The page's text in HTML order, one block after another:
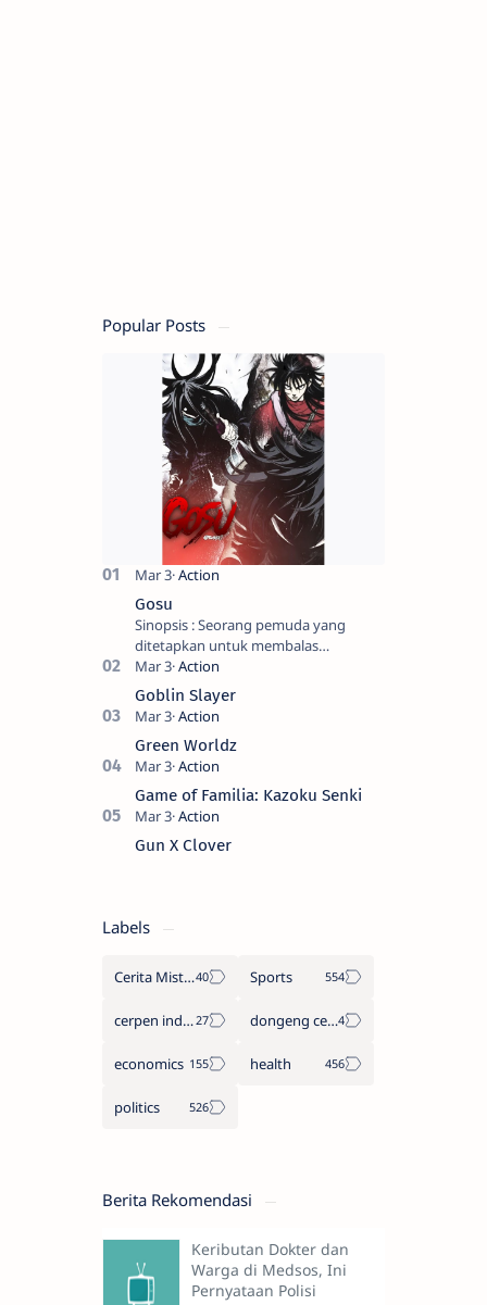
Popular Posts
Gosu
Sinopsis : Seorang pemuda yang
ditetapkan untuk membalas
masternya, seorang seniman bela diri
kuat sekali yang dikhianati oleh anak
buahn…
Goblin Slayer
Green Worldz
Game of Familia: Kazoku Senki
Gun X Clover
Labels
Cerita Misteri Sports
cerpen indonesia dongeng cerita legenda
economics health
politics
Berita Rekomendasi
Keributan Dokter dan
Warga di Medsos, Ini
Pernyataan Polisi